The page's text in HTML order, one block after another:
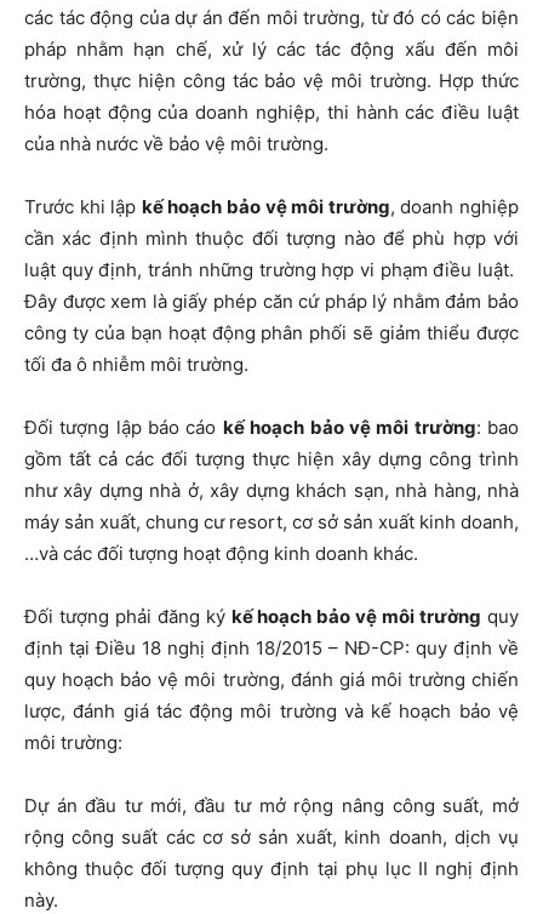
các tác động của dự án đến môi trường, từ đó có các biện
pháp nhằm hạn chế, xử lý các tác động xấu đến môi
trường, thực hiện công tác bảo vệ môi trường. Hợp thức
hóa hoạt động của doanh nghiệp, thi hành các điều luật
của nhà nước về bảo vệ môi trường.
Trước khi lập kế hoạch bảo vệ môi trường, doanh nghiệp
cần xác định mình thuộc đối tượng nào để phù hợp với
luật quy định, tránh những trường hợp vi phạm điều luật.
Đây được xem là giấy phép căn cứ pháp lý nhằm đảm bảo
công ty của bạn hoạt động phân phối sẽ giảm thiểu được
tối đa ô nhiễm môi trường.
Đối tượng lập báo cáo kế hoạch bảo vệ môi trường: bao
gồm tất cả các đối tượng thực hiện xây dựng công trình
như xây dựng nhà ở, xây dựng khách sạn, nhà hàng, nhà
máy sản xuất, chung cư resort, cơ sở sản xuất kinh doanh,
…và các đối tượng hoạt động kinh doanh khác.
Đối tượng phải đăng ký kế hoạch bảo vệ môi trường quy
định tại Điều 18 nghị định 18/2015 – NĐ-CP: quy định về
quy hoạch bảo vệ môi trường, đánh giá môi trường chiến
lược, đánh giá tác động môi trường và kế hoạch bảo vệ
môi trường:
Dự án đầu tư mới, đầu tư mở rộng nâng công suất, mở
rộng công suất các cơ sở sản xuất, kinh doanh, dịch vụ
không thuộc đối tượng quy định tại phụ lục II nghị định
này.